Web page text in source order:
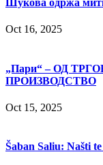
Шукова одржа
Oct 16, 2025
„Пари“ – ОД
ПРОИЗВОДСТВО
Oct 15, 2025
Šaban Saliu: Našti